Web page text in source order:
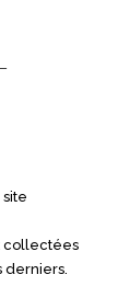
collectées